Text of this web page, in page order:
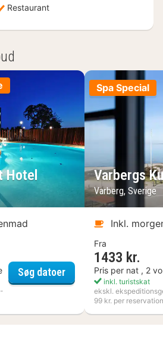
Restaurant
Hotel
Søg datoerKosta Boda Art Hotel
Spa Special
Varbergs
Varberg, Sverige
Inkl.
Fra
1433 kr.
Pris per nat , 2
inkl. turistskat
ekskl.
99 kr. per reservation